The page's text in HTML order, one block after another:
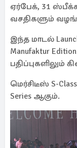
ஏர்பேக், 31
வசதிகளும்
இந்த மாடல்
Manufaktur
பதிப்புகளிலும்
மெர்சிடீஸ் S-
Series ஆகும்.